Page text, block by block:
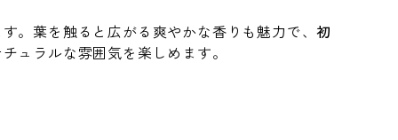
。葉を触ると広がる爽やかな香りも魅力で、初
ュラルな雰囲気を楽しめます。